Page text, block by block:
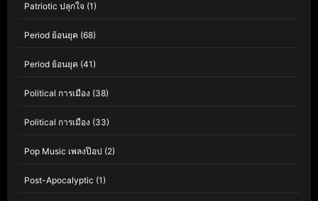
Patriotic ปลุกใจ (1)
Period ย้อนยุค (68)
Period ย้อนยุค (41)
Political การเมือง (38)
Political การเมือง (33)
Pop Music เพลงป๊อป (2)
Post-Apocalyptic (1)